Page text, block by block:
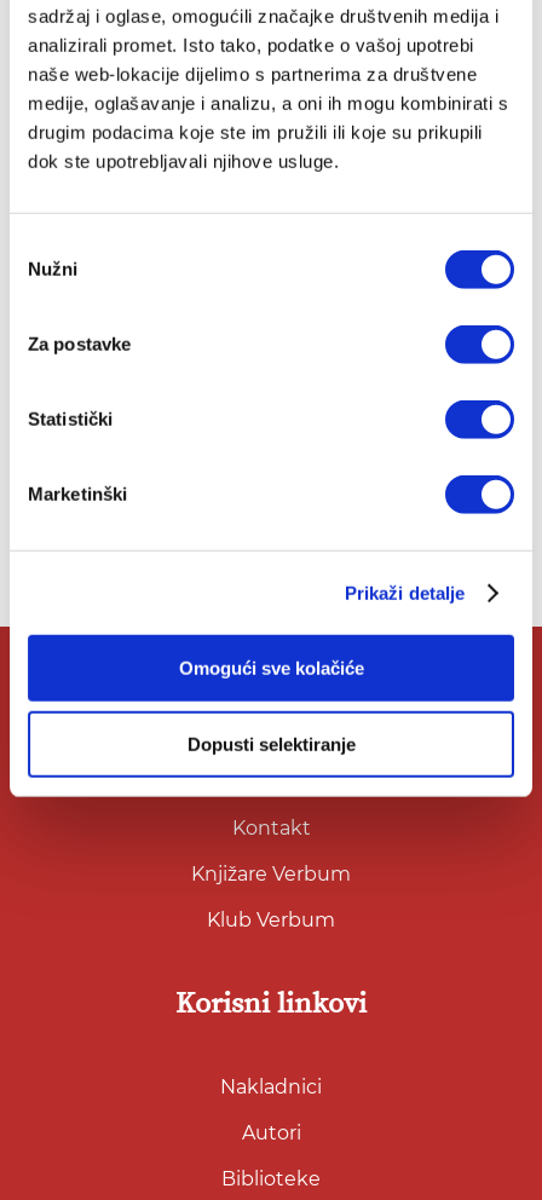
sadržaj i oglase, omogućili značajke društvenih medija i
analizirali promet. Isto tako, podatke o vašoj upotrebi
naše web-lokacije dijelimo s partnerima za društvene
medije, oglašavanje i analizu, a oni ih mogu kombinirati s
drugim podacima koje ste im pružili ili koje su prikupili
dok ste upotrebljavali njihove usluge.
pristanka
Nužni
Za postavke
Statistički
Marketinški
Prikaži detalje
Omogući sve kolačiće
Dopusti selektiranje
O Verbumu
O nama
Kontakt
Knjižare Verbum
Klub Verbum
Korisni linkovi
Nakladnici
Autori
Biblioteke